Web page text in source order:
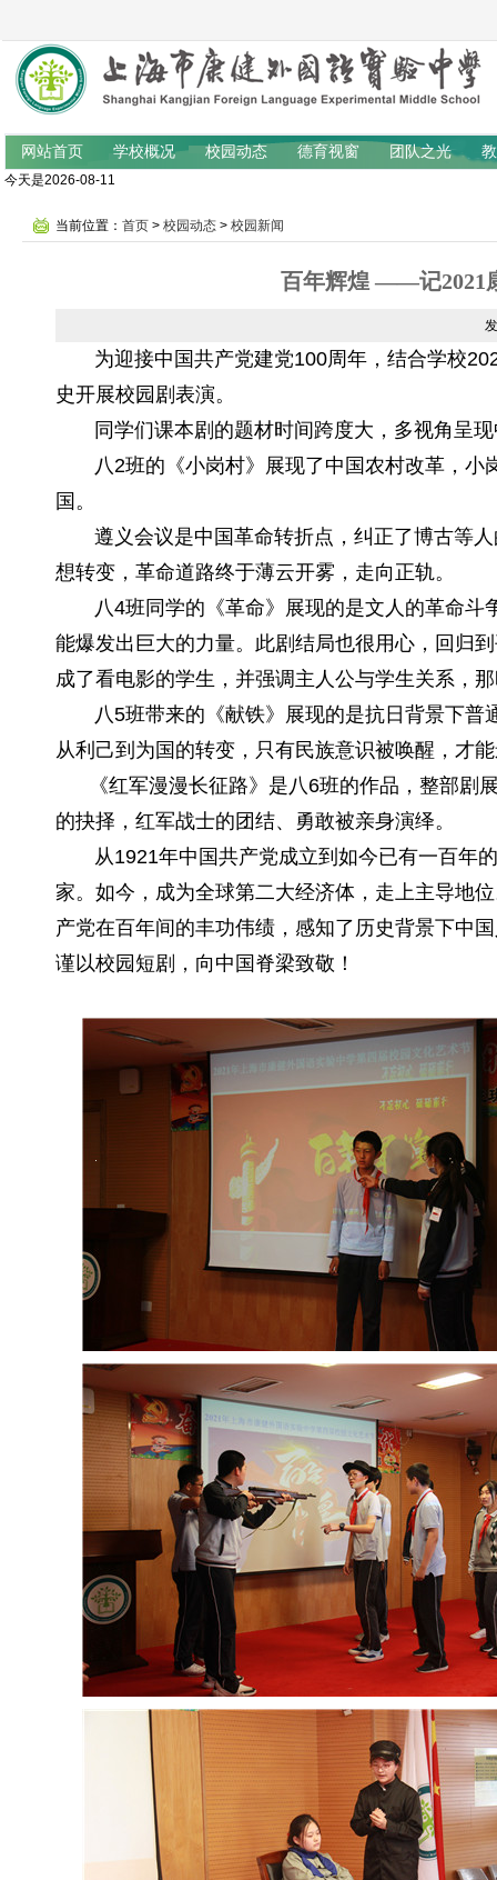
网站首页 学校概况 校园动态 德育视窗 团队之光
今天是2026-08-11
当前位置： 首页 > 校园动态 > 校园新闻
百年辉煌 ——记2021
为迎接中国共产党建党100周年，结合学校
史开展校园剧表演。
同学们课本剧的题材时间跨度大，多视角呈现
八2班的《小岗村》展现了中国农村改革，小
国。
遵义会议是中国革命转折点，纠正了博古等人
想转变，革命道路终于薄云开雾，走向正轨。
八4班同学的《革命》展现的是文人的革命斗
能爆发出巨大的力量。此剧结局也很用心，回归
成了看电影的学生，并强调主人公与学生关系，
八5班带来的《献铁》展现的是抗日背景下普
从利己到为国的转变，只有民族意识被唤醒，才
《红军漫漫长征路》是八6班的作品，整部剧
的抉择，红军战士的团结、勇敢被亲身演绎。
从1921年中国共产党成立到如今已有一百年的
家。如今，成为全球第二大经济体，走上主导地
产党在百年间的丰功伟绩，感知了历史背景下中
谨以校园短剧，向中国脊梁致敬！